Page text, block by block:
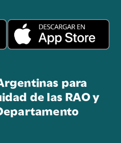
para
de las RAO y